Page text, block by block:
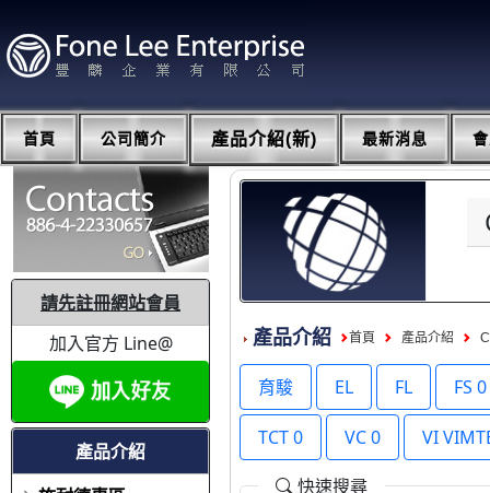
首頁 公司簡介 產品介紹(新) 最新消息
請先註冊網站會員
加入官方 Line@
產品介紹
產品介紹 首頁 產品介紹
育駿 EL FL FS 0
TCT 0 VC 0 VI
快速搜尋